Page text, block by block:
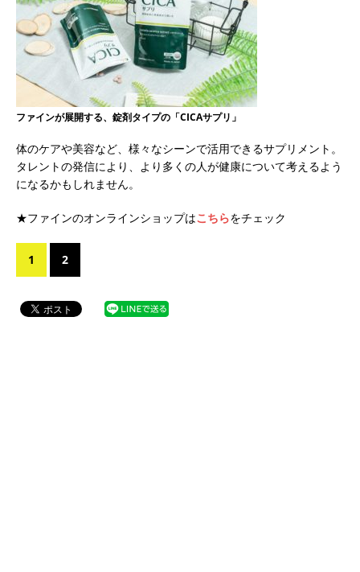
ファインが展開する、錠剤タイプの「CICAサプリ」
体のケアや美容など、様々なシーンで活用できるサプリメント。
タレントの発信により、より多くの人が健康について考えるよう
になるかもしれません。
★ファインのオンラインショップはこちらをチェック
1 2